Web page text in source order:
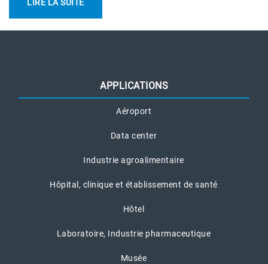
LIRE LA SUITE
APPLICATIONS
Aéroport
Data center
Industrie agroalimentaire
Hôpital, clinique et établissement de santé
Hôtel
Laboratoire, Industrie pharmaceutique
Musée